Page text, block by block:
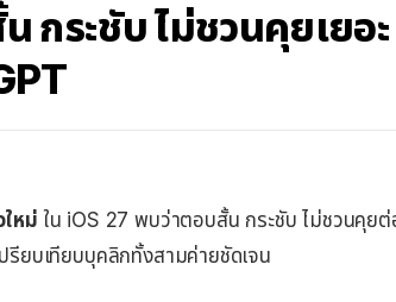
กระชับ ไม่ชวนคุยเยอ
หม่ ใน iOS 27 พบว่าตอบสั้น กระชับ ไม่ชวนคุย
ยบเทียบบุคลิกทั้งสามค่ายชัดเจน